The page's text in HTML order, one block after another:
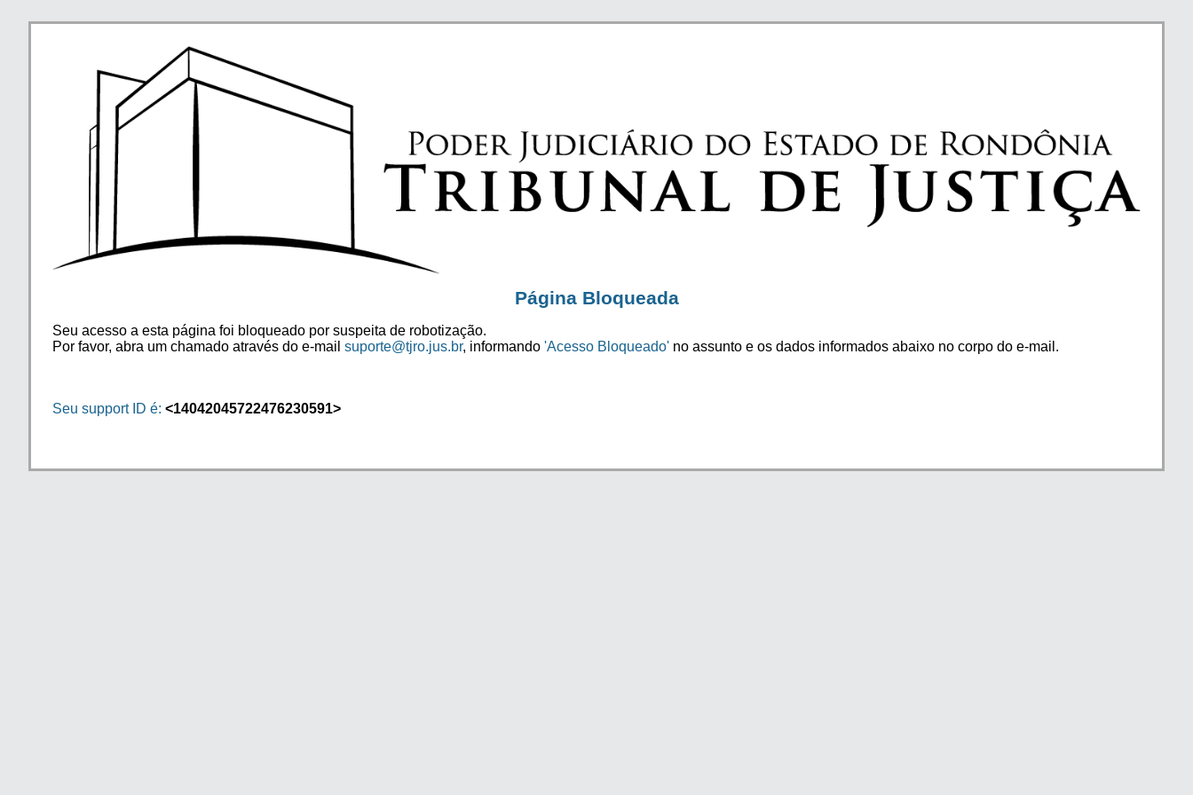
Página Bloqueada
Seu acesso a esta página foi bloqueado por suspeita de robotização.
Por favor, abra um chamado através do e-mail suporte@tjro.jus.br, informando 'Acesso Bloqueado' no assunto e os dados informados abaixo no corpo do e-mail.
Seu support ID é: <14042045722476230591>